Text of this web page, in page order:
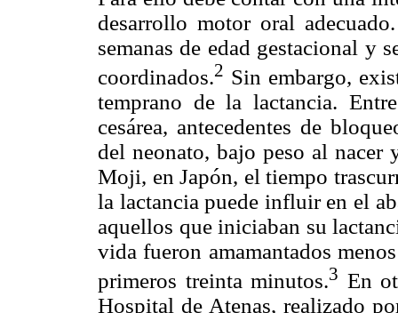
desarrollo motor oral
semanas de edad gestacional y
coordinados.2 Sin embargo,
temprano de la lactancia.
cesárea, antecedentes de
del neonato, bajo peso al nacer
Moji, en Japón, el tiempo
la lactancia puede influir en el
aquellos que iniciaban su
vida fueron amamantados
primeros treinta minutos.3 En
Hospital de Atenas, realizado